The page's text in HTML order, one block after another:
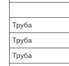
Труба
Труба
Труба